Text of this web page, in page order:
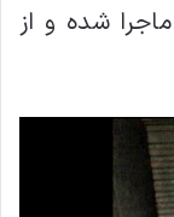
شده و از